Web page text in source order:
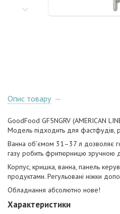
Опис товару
GoodFood GF5NGRV (AMERICAN
Модель підходить для фастфудів,
Ванна об’ємом 31–37 л дозволяє
газу робить фритюрницю зручною
Корпус, кришка, ванна, панель
продуктами. Регульовані ніжки
Обладнання абсолютно нове!
Характеристики